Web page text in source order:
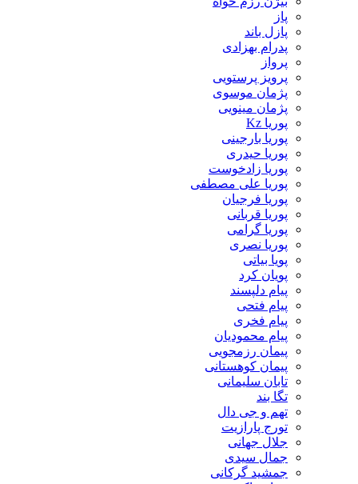
پاز
پازل باند
پدرام بهزادی
پرواز
پرویز پرستویی
پژمان موسوی
پژمان مینویی
پوریا Kz
پوریا بارجینی
پوریا حیدری
پوریا زادخوست
پوریا علی مصطفی
پوریا فرجیان
پوریا قربانی
پوریا گرامی
پوریا نصری
پویا بیاتی
پویان کرد
پیام دلپسند
پیام فتحی
پیام فخری
پیام محمودیان
پیمان رزمجویی
پیمان کوهستانی
تابان سلیمانی
تگا بند
تهم و جی دال
تورج پارازیت
جلال جهانی
جمال سیدی
جمشید گرکانی